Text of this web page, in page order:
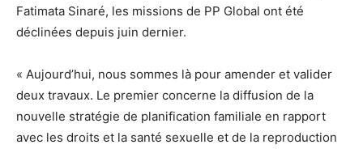
Fatimata Sinaré, les missions de PP Global ont été
déclinées depuis juin dernier.
« Aujourd’hui, nous sommes là pour amender et valider
deux travaux. Le premier concerne la diffusion de la
nouvelle stratégie de planification familiale en rapport
avec les droits et la santé sexuelle et de la reproduction